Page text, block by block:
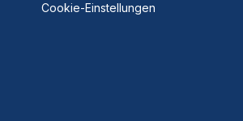
Cookie-Einstellungen